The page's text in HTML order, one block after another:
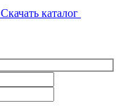
Скачать каталог